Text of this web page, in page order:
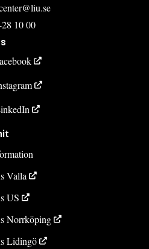
10 00
Valla
US
Norrköping
Lidingö